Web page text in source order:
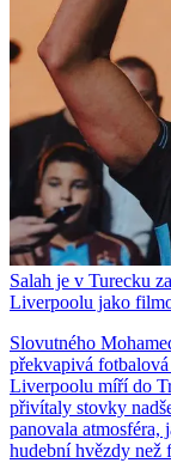
Salah je v Turecku
Liverpoolu jako
Slovutného
překvapivá
Liverpoolu míří do
přivítaly stovky
panovala atmosféra,
hudební hvězdy než